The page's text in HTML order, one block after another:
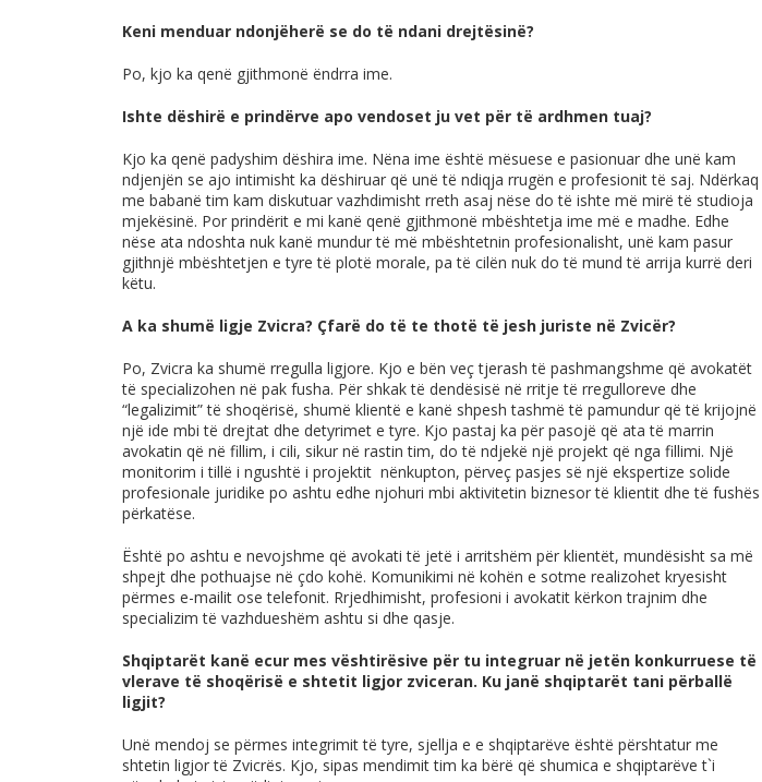
Keni menduar ndonjëherë se do të ndani drejtësinë?
Po, kjo ka qenë gjithmonë ëndrra ime.
Ishte dëshirë e prindërve apo vendoset ju vet për të ardhmen tuaj?
Kjo ka qenë padyshim dëshira ime. Nëna ime është mësuese e pasionuar dhe unë kam
ndjenjën se ajo intimisht ka dëshiruar që unë të ndiqja rrugën e profesionit të saj. Ndërkaq
me babanë tim kam diskutuar vazhdimisht rreth asaj nëse do të ishte më mirë të studioja
mjekësinë. Por prindërit e mi kanë qenë gjithmonë mbështetja ime më e madhe. Edhe
nëse ata ndoshta nuk kanë mundur të më mbështetnin profesionalisht, unë kam pasur
gjithnjë mbështetjen e tyre të plotë morale, pa të cilën nuk do të mund të arrija kurrë deri
këtu.
A ka shumë ligje Zvicra? Çfarë do të te thotë të jesh juriste në Zvicër?
Po, Zvicra ka shumë rregulla ligjore. Kjo e bën veç tjerash të pashmangshme që avokatët
të specializohen në pak fusha. Për shkak të dendësisë në rritje të rregulloreve dhe
“legalizimit” të shoqërisë, shumë klientë e kanë shpesh tashmë të pamundur që të krijojnë
një ide mbi të drejtat dhe detyrimet e tyre. Kjo pastaj ka për pasojë që ata të marrin
avokatin që në fillim, i cili, sikur në rastin tim, do të ndjekë një projekt që nga fillimi. Një
monitorim i tillë i ngushtë i projektit nënkupton, përveç pasjes së një ekspertize solide
profesionale juridike po ashtu edhe njohuri mbi aktivitetin biznesor të klientit dhe të fushës
përkatëse.
Është po ashtu e nevojshme që avokati të jetë i arritshëm për klientët, mundësisht sa më
shpejt dhe pothuajse në çdo kohë. Komunikimi në kohën e sotme realizohet kryesisht
përmes e-mailit ose telefonit. Rrjedhimisht, profesioni i avokatit kërkon trajnim dhe
specializim të vazhdueshëm ashtu si dhe qasje.
Shqiptarët kanë ecur mes vështirësive për tu integruar në jetën konkurruese të
vlerave të shoqërisë e shtetit ligjor zviceran. Ku janë shqiptarët tani përballë
ligjit?
Unë mendoj se përmes integrimit të tyre, sjellja e e shqiptarëve është përshtatur me
shtetin ligjor të Zvicrës. Kjo, sipas mendimit tim ka bërë që shumica e shqiptarëve t`i